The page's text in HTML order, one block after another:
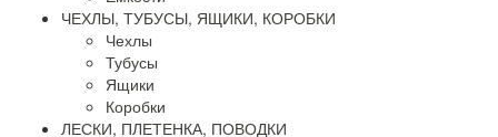
ЧЕХЛЫ, ТУБУСЫ, ЯЩИКИ, КОРОБКИ
Чехлы
Тубусы
Ящики
Коробки
ЛЕСКИ, ПЛЕТЕНКА, ПОВОДКИ